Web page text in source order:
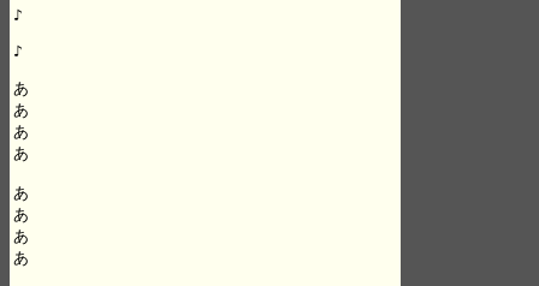
♪
♪
あ
あ
あ
あ
あ
あ
あ
あ